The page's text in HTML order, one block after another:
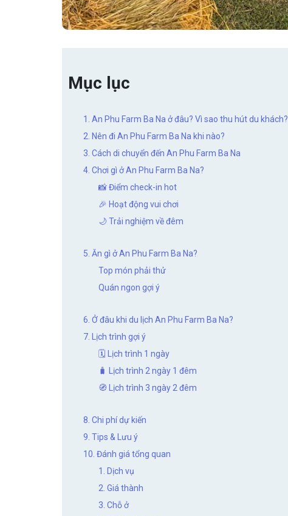
Mục lục
1. An Phu Farm Ba Na ở đâu? Vì sao thu hút du khách?
2. Nên đi An Phu Farm Ba Na khi nào?
3. Cách di chuyển đến An Phu Farm Ba Na
4. Chơi gì ở An Phu Farm Ba Na?
📸 Điểm check-in hot
🎉 Hoạt động vui chơi
🌙 Trải nghiệm về đêm
5. Ăn gì ở An Phu Farm Ba Na?
Top món phải thử
Quán ngon gợi ý
6. Ở đâu khi du lịch An Phu Farm Ba Na?
7. Lịch trình gợi ý
🗓 Lịch trình 1 ngày
🧳 Lịch trình 2 ngày 1 đêm
🧭 Lịch trình 3 ngày 2 đêm
8. Chi phí dự kiến
9. Tips & Lưu ý
10. Đánh giá tổng quan
1. Dịch vụ
2. Giá thành
3. Chỗ ở